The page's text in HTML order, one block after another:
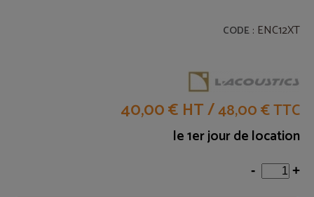
CODE : ENC12XT
40,00 € HT/48,00 € TTC
le 1er jour de location
- +